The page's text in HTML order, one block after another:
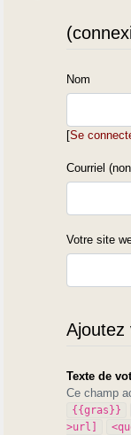
Nom
[Se
Courriel
Votre site
Ajoutez
Texte de
Ce champ
{{gras}}
>url]